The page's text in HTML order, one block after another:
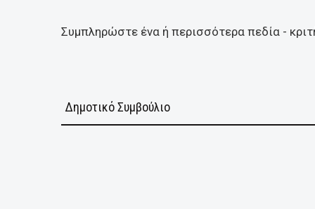
ΕΠΙΧΕΙΡΗΣΕΙΣ
Συμπληρώστε ένα ή περισσότερα πεδία -